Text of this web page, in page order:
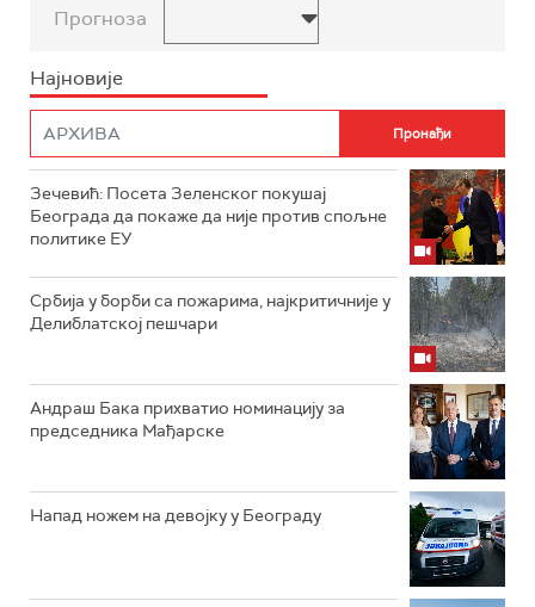
Прогноза
Најновије
Зечевић: Посета Зеленског покушај
Београда да покаже да није против спољне
политике ЕУ
Србија у борби са пожарима, најкритичније у
Делиблатској пешчари
Андраш Бака прихватио номинацију за
председника Мађарске
Напад ножем на девојку у Београду